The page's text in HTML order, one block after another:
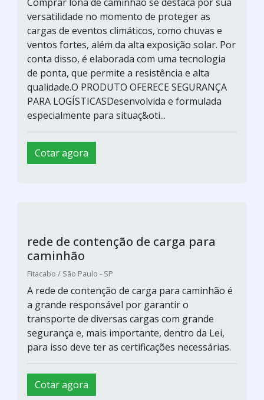
versatilidade no momento de proteger as
cargas de eventos climáticos, como chuvas e
ventos fortes, além da alta exposição solar. Por
conta disso, é elaborada com uma tecnologia
de ponta, que permite a resistência e alta
qualidade.O PRODUTO OFERECE SEGURANÇA
PARA LOGÍSTICASDesenvolvida e formulada
especialmente para situaç&oti...
Cotar agora
rede de contenção de carga para
caminhão
Fitacabo / São Paulo - SP
A rede de contenção de carga para caminhão é
a grande responsável por garantir o
transporte de diversas cargas com grande
segurança e, mais importante, dentro da Lei,
para isso deve ter as certificações necessárias.
Cotar agora